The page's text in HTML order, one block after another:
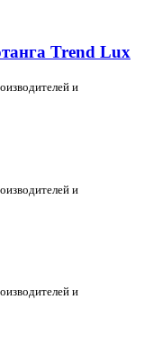
Trend Lux
и
и
и